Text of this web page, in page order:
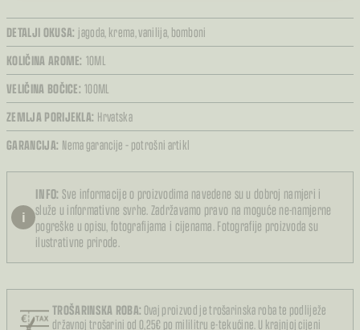
DETALJI OKUSA: jagoda,krema,vanilija,bomboni
KOLIČINA AROME: 10ML
VELIČINA BOČICE: 100ML
ZEMLJA PORIJEKLA: Hrvatska
GARANCIJA: Nema garancije – potrošni artikl
TROŠARINSKA ROBA: Ovaj proizvod je trošarinska roba te podliježe
državnoj trošarini od 0,25€ po mililitru e-tekućine. U krajnjoj cijeni
i
INFO: Sve informacije o proizvodima navedene su u dobroj namjeri i
služe u informativne svrhe. Zadržavamo pravo na moguće ne-namjerne
pogreške u opisu, fotografijama i cijenama. Fotografije proizvoda su
ilustrativne prirode.